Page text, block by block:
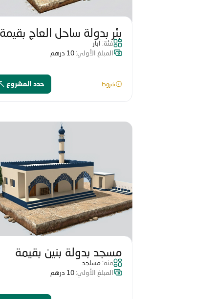
بئر بدولة ساحل العاج بقيمة
10860 درهم
فئة: آبار
المبلغ الأولي: 10 درهم
شروط حدد المشروع
مسجد بدولة بنين بقيمة
34560 درهم
فئة: مساجد
المبلغ الأولي: 10 درهم